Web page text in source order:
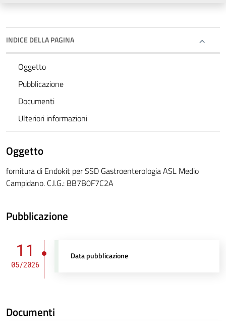
INDICE DELLA PAGINA
Oggetto
Pubblicazione
Documenti
Ulteriori informazioni
Oggetto
fornitura di Endokit per SSD Gastroenterologia ASL Medio
Campidano. C.I.G.: BB7B0F7C2A
Pubblicazione
11
05/2026
Data pubblicazione
Documenti